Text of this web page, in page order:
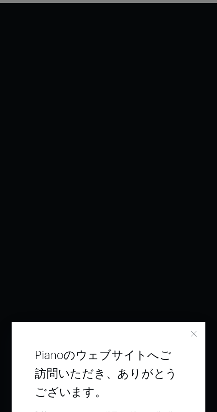
Pianoのウェブサイトへご
訪問いただき、ありがとう
ございます。